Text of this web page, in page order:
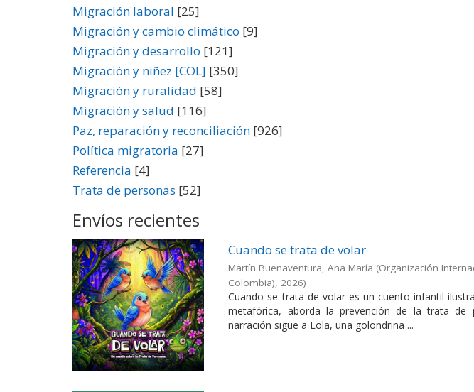
Migración laboral [25]
Migración y cambio climático [9]
Migración y desarrollo [121]
Migración y niñez [COL] [350]
Migración y ruralidad [58]
Migración y salud [116]
Paz, reparación y reconciliación [926]
Política migratoria [27]
Referencia [4]
Trata de personas [52]
Envíos recientes
Cuando se trata de volar
Martín Buenaventura, Ana María (Organización
Colombia), 2026)
Cuando se trata de volar es un cuento infantil
metafórica, aborda la prevención de la trata
narración sigue a Lola, una golondrina ...